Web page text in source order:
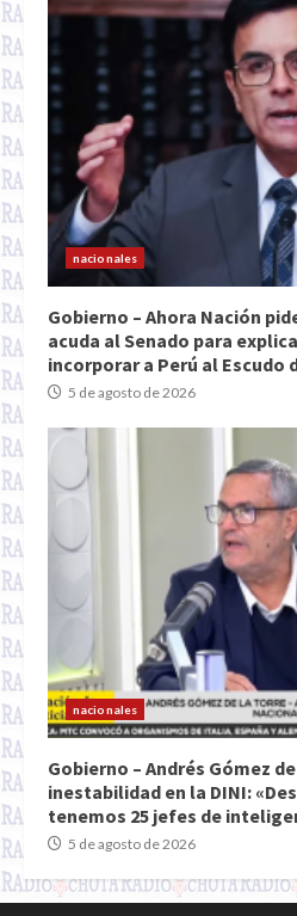
nacionales
Gobierno – Ahora Nación
acuda al Senado para
incorporar a Perú al Escudo
5 de agosto de 2026
nacionales
Gobierno – Andrés Gómez
inestabilidad en la DINI:
tenemos 25 jefes de
5 de agosto de 2026